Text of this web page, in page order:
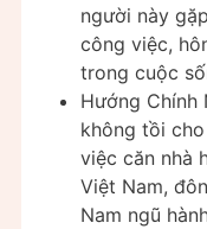
người này
công việc,
trong cuộc
Hướng Chính
không tồi
việc căn nhà
Việt Nam,
Nam ngũ